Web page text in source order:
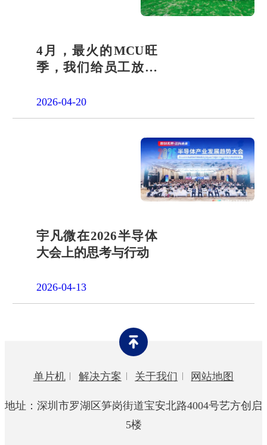
4月，最火的MCU旺
季，我们给员工放了
2026-04-20
宇凡微在2026半导体
大会上的思考与行动
2026-04-13
单片机 解决方案 关于我们 网站地图
地址：深圳市罗湖区笋岗街道宝安北路4004号艺方创启
5楼